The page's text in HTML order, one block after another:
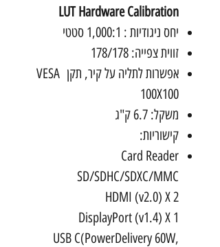
LUT Hardware Calibration
יחס ניגודיות : 1,000:1 סטטי
זווית צפייה: 178/178
אפשרות לתליה על קיר, תקן VESA
100X100
משקל: 6.7 ק"ג
קישוריות:
Card Reader
SD/SDHC/SDXC/MMC
HDMI (v2.0) X 2
DisplayPort (v1.4) X 1
USB C(PowerDelivery 60W,